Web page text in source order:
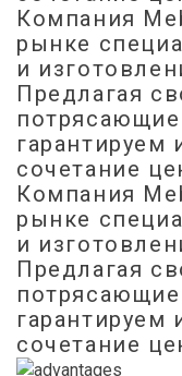
Компания
рынке
и
Предлагая
гарантируем
сочетание
Компания
рынке
и
Предлагая
гарантируем
сочетание